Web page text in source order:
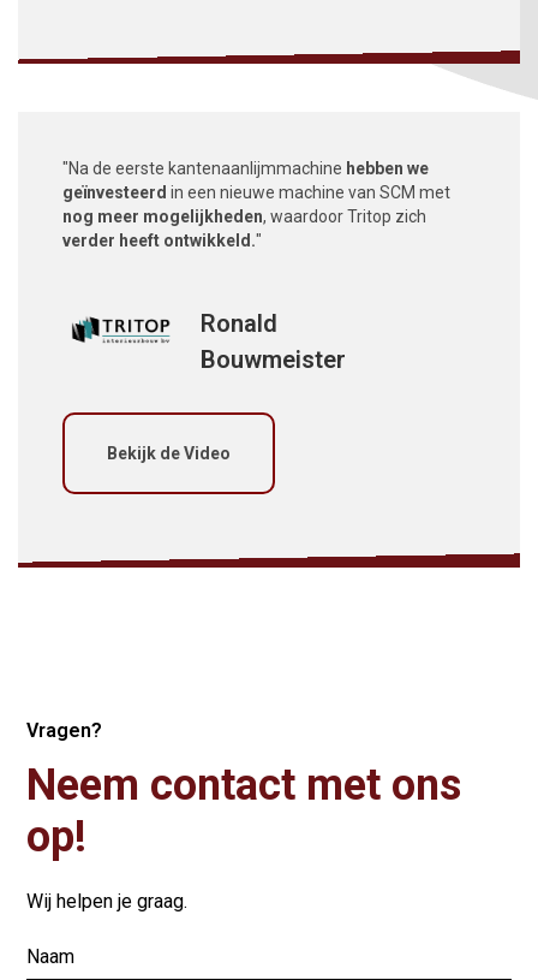
"Na de eerste kantenaanlijmmachine hebben we
geïnvesteerd in een nieuwe machine van SCM met
nog meer mogelijkheden, waardoor Tritop zich
verder heeft ontwikkeld."
Ronald
Bouwmeister
Bekijk de Video
Vragen?
Neem contact met ons
op!
Wij helpen je graag.
Naam